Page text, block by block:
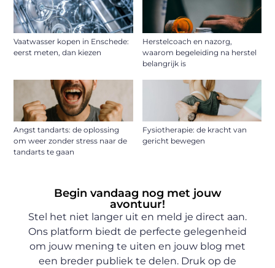
Vaatwasser kopen in Enschede:
eerst meten, dan kiezen
Herstelcoach en nazorg,
waarom begeleiding na herstel
belangrijk is
Angst tandarts: de oplossing
om weer zonder stress naar de
tandarts te gaan
Fysiotherapie: de kracht van
gericht bewegen
Begin vandaag nog met jouw
avontuur!
Stel het niet langer uit en meld je direct aan.
Ons platform biedt de perfecte gelegenheid
om jouw mening te uiten en jouw blog met
een breder publiek te delen. Druk op de